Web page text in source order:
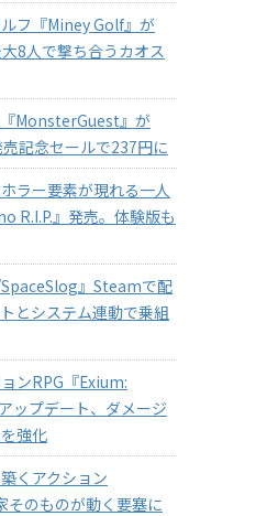
フ『Miney Golf』が
8人で撃ち合うカオス
MonsterGuest』が
記念セールで237円に
ラー要素が現れる一人
R.I.P.』発売。体験版も
』Steamで配
とシステム連動で乗組
ンRPG『Exium:
ップデート、ダメージ
強化
くアクション
のものが動く要塞に